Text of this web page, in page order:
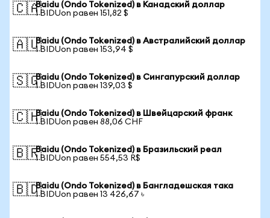
🇨🇦Baidu (Ondo Tokenized) в Канадский доллар
1 BIDUon равен 151,82 $
🇦🇺Baidu (Ondo Tokenized) в Австралийский доллар
1 BIDUon равен 153,94 $
🇸🇬Baidu (Ondo Tokenized) в Сингапурский доллар
1 BIDUon равен 139,03 $
🇨🇭Baidu (Ondo Tokenized) в Швейцарский франк
1 BIDUon равен 88,06 CHF
🇧🇷Baidu (Ondo Tokenized) в Бразильский реал
1 BIDUon равен 554,53 R$
🇧🇩Baidu (Ondo Tokenized) в Бангладешская така
1 BIDUon равен 13 426,67 ৳